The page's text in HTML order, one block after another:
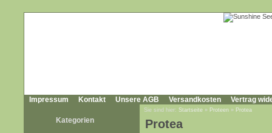
Impressum Kontakt Unsere AGB Versandkosten Vertrag
Kategorien
Sie sind hier: Startseite » Proteen » Protea
Protea